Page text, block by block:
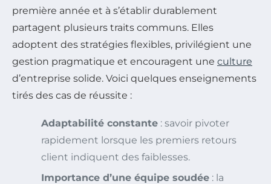
première année et à s’établir durablement
partagent plusieurs traits communs. Elles
adoptent des stratégies flexibles, privilégient une
gestion pragmatique et encouragent une culture
d’entreprise solide. Voici quelques enseignements
tirés des cas de réussite :
Adaptabilité constante : savoir pivoter
rapidement lorsque les premiers retours
client indiquent des faiblesses.
Importance d’une équipe soudée : la